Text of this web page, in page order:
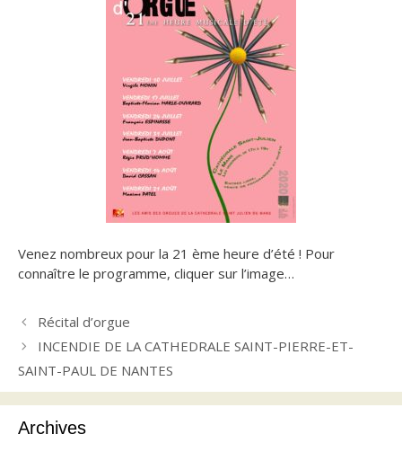
Venez nombreux pour la 21 ème heure d’été ! Pour
connaître le programme, cliquer sur l’image…
Récital d’orgue
INCENDIE DE LA CATHEDRALE SAINT-PIERRE-ET-
SAINT-PAUL DE NANTES
Archives